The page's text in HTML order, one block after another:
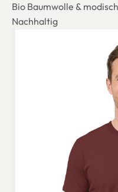
Bio Baumwolle &
Nachhaltig